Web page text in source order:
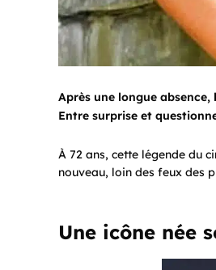
Après une longue
Entre surprise et
À 72 ans, cette légende du
nouveau, loin des feux des
Une icône née